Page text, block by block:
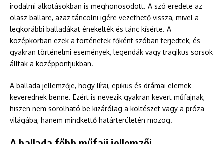
irodalmi alkotásokban is meghonosodott. A szó eredete az
olasz ballare, azaz táncolni igére vezethető vissza, mivel a
legkorábbi balladákat énekelték és tánc kísérte. A
középkorban ezek a történetek főként szóban terjedtek, és
gyakran történelmi események, legendák vagy tragikus sorsok
álltak a középpontjukban.
A ballada jellemzője, hogy lírai, epikus és drámai elemek
keverednek benne. Ezért is nevezik gyakran kevert műfajnak,
hiszen nem sorolható be kizárólag a költészet vagy a próza
világába, hanem mindkettő határterületén mozog.